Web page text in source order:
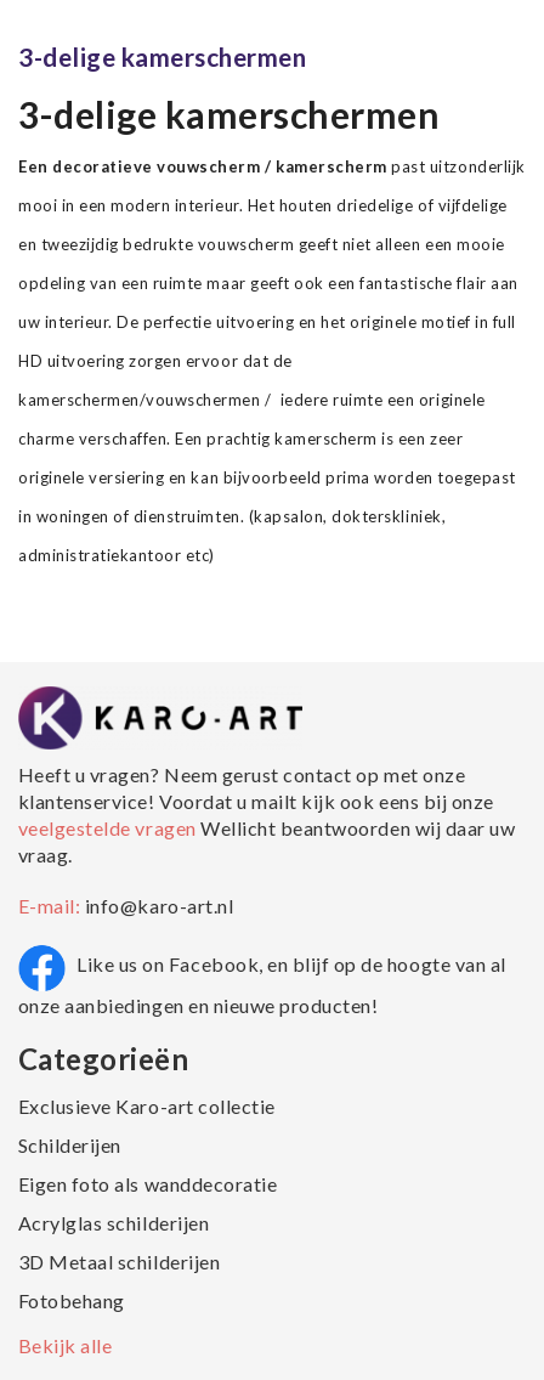
3-delige kamerschermen
3-delige kamerschermen
Een decoratieve vouwscherm / kamerscherm past uitzonderlijk
mooi in een modern interieur. Het houten driedelige of vijfdelige
en tweezijdig bedrukte vouwscherm geeft niet alleen een mooie
opdeling van een ruimte maar geeft ook een fantastische flair aan
uw interieur. De perfectie uitvoering en het originele motief in full
HD uitvoering zorgen ervoor dat de
kamerschermen/vouwschermen / iedere ruimte een originele
charme verschaffen. Een prachtig kamerscherm is een zeer
originele versiering en kan bijvoorbeeld prima worden toegepast
in woningen of dienstruimten. (kapsalon, dokterskliniek,
administratiekantoor etc)
Heeft u vragen? Neem gerust contact op met onze
klantenservice! Voordat u mailt kijk ook eens bij onze
veelgestelde vragenWellicht beantwoorden wij daar uw
vraag.
E-mail: info@karo-art.nl
Like us on Facebook, en blijf op de hoogte van al
onze aanbiedingen en nieuwe producten!
Categorieën
Exclusieve Karo-art collectie
Schilderijen
Eigen foto als wanddecoratie
Acrylglas schilderijen
3D Metaal schilderijen
Fotobehang
Bekijk alle